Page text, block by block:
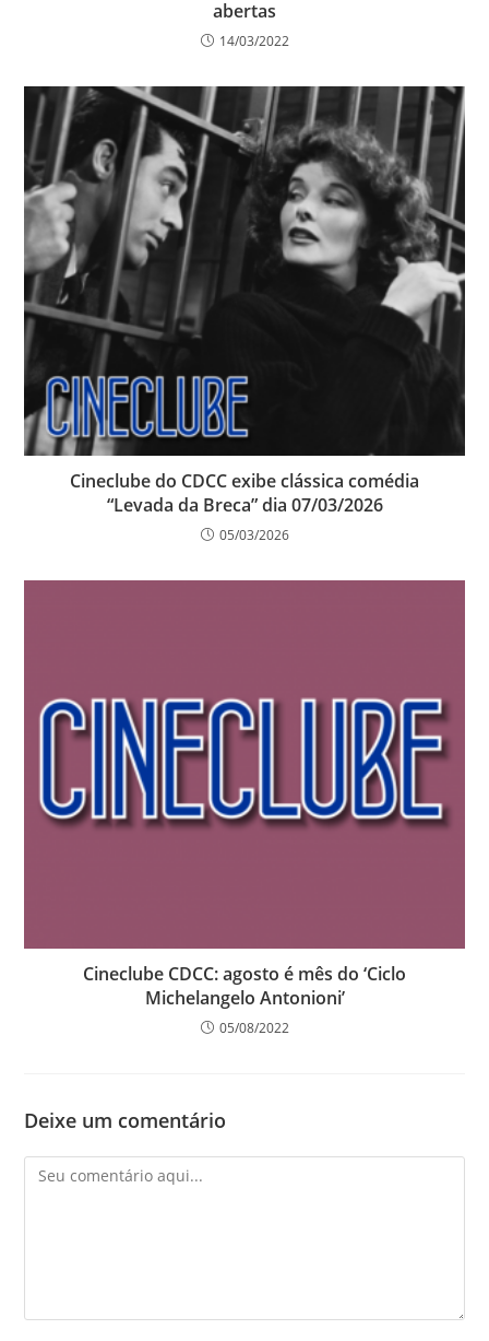
abertas
14/03/2022
Cineclube do CDCC exibe clássica comédia
“Levada da Breca” dia 07/03/2026
05/03/2026
Cineclube CDCC: agosto é mês do ‘Ciclo
Michelangelo Antonioni’
05/08/2022
Deixe um comentário